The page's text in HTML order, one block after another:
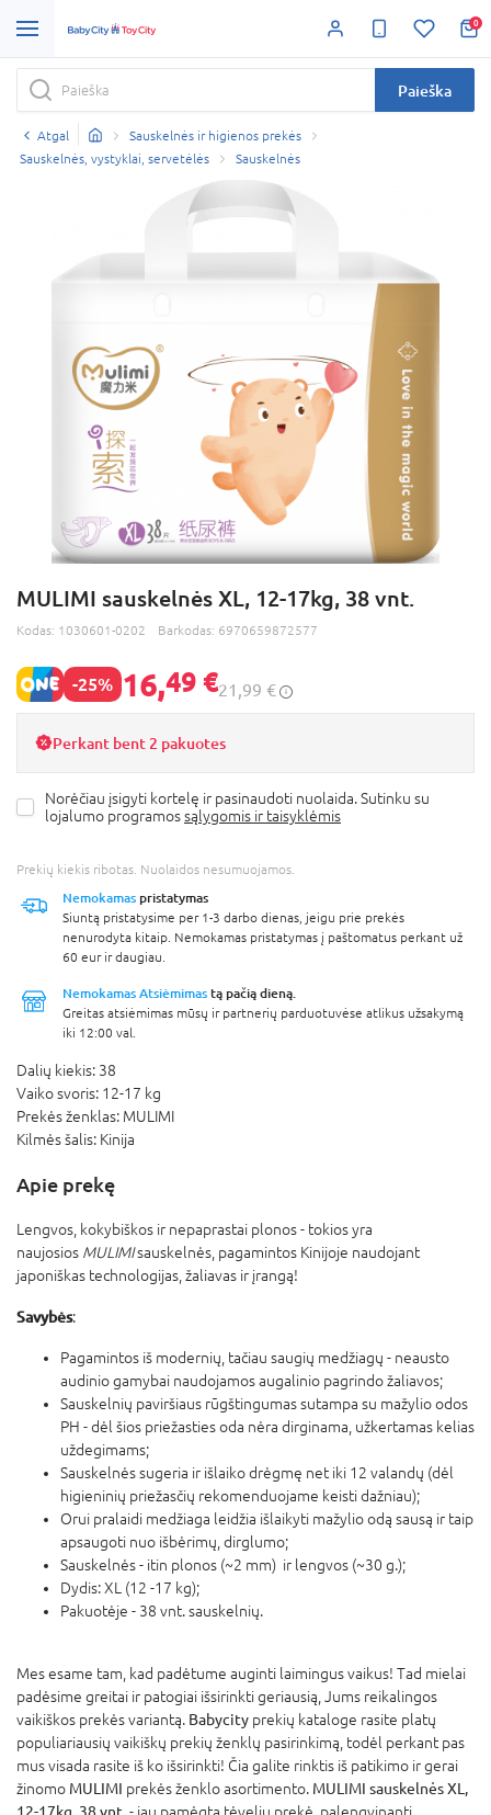
0
Paieška
Atgal
Sauskelnės ir higienos prekės
Sauskelnės, vystyklai, servetėlės
Sauskelnės
MULIMI sauskelnės XL, 12-17kg, 38 vnt.
Kodas: 1030601-0202 Barkodas: 6970659872577
-25% 16,49 €21,99 €
Perkant bent 2 pakuotes
Norėčiau įsigyti kortelę ir pasinaudoti nuolaida. Sutinku su
lojalumo programossąlygomis ir taisyklėmis
Prekių kiekis ribotas. Nuolaidos nesumuojamos.
Nemokamas pristatymas
Siuntą pristatysime per 1-3 darbo dienas, jeigu prie prekės
nenurodyta kitaip. Nemokamas pristatymas į paštomatus perkant už
60 eur ir daugiau.
Nemokamas Atsiėmimas tą pačią dieną.
Greitas atsiėmimas mūsų ir partnerių parduotuvėse atlikus užsakymą
iki 12:00 val.
Dalių kiekis: 38
Vaiko svoris: 12-17 kg
Prekės ženklas: MULIMI
Kilmės šalis: Kinija
Apie prekę
Lengvos, kokybiškos ir nepaprastai plonos - tokios yra
naujosios MULIMIsauskelnės, pagamintos Kinijoje naudojant
japoniškas technologijas, žaliavas ir įrangą!
Savybės:
Pagamintos iš modernių, tačiau saugių medžiagų - neausto
audinio gamybai naudojamos augalinio pagrindo žaliavos;
Sauskelnių paviršiaus rūgštingumas sutampa su mažylio odos
PH - dėl šios priežasties oda nėra dirginama, užkertamas kelias
uždegimams;
Sauskelnės sugeria ir išlaiko drėgmę net iki 12 valandų (dėl
higieninių priežasčių rekomenduojame keisti dažniau);
Orui pralaidi medžiaga leidžia išlaikyti mažylio odą sausą ir taip
apsaugoti nuo išbėrimų, dirglumo;
Sauskelnės - itin plonos (~2 mm) ir lengvos (~30 g.);
Dydis: XL (12 -17 kg);
Pakuotėje - 38 vnt. sauskelnių.
Mes esame tam, kad padėtume auginti laimingus vaikus! Tad mielai
padėsime greitai ir patogiai išsirinkti geriausią, Jums reikalingos
vaikiškos prekės variantą. Babycity prekių kataloge rasite platų
populiariausių vaikiškų prekių ženklų pasirinkimą, todėl perkant pas
mus visada rasite iš ko išsirinkti! Čia galite rinktis iš patikimo ir gerai
žinomo MULIMI prekės ženklo asortimento. MULIMI sauskelnės XL,
12-17kg, 38 vnt.- jau pamėgta tėvelių prekė, palengvinanti